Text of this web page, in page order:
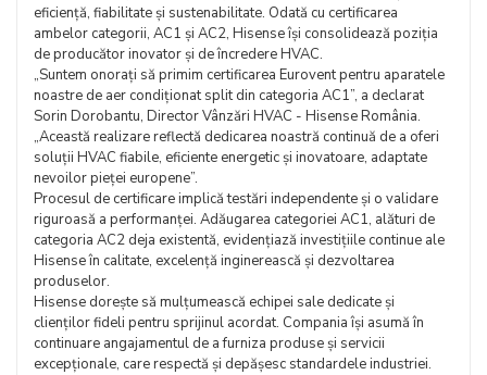
eficiență, fiabilitate și sustenabilitate. Odată cu certificarea
ambelor categorii, AC1 și AC2, Hisense își consolidează poziția
de producător inovator și de încredere HVAC.
„Suntem onorați să primim certificarea Eurovent pentru aparatele
noastre de aer condiționat split din categoria AC1”, a declarat
Sorin Dorobantu, Director Vânzări HVAC - Hisense România.
„Această realizare reflectă dedicarea noastră continuă de a oferi
soluții HVAC fiabile, eficiente energetic și inovatoare, adaptate
nevoilor pieței europene”.
Procesul de certificare implică testări independente și o validare
riguroasă a performanței. Adăugarea categoriei AC1, alături de
categoria AC2 deja existentă, evidențiază investițiile continue ale
Hisense în calitate, excelență inginerească și dezvoltarea
produselor.
Hisense dorește să mulțumească echipei sale dedicate și
clienților fideli pentru sprijinul acordat. Compania își asumă în
continuare angajamentul de a furniza produse și servicii
excepționale, care respectă și depășesc standardele industriei.